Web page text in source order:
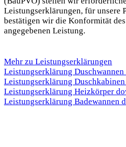
Leistungserklärungen, für unsere
bestätigen wir die Konformität
angegebenen Leistung.
Mehr zu Leistungserklärungen
Leistungserklärung
Leistungserklärung
Leistungserklärung Heizkörper
Leistungserklärung Badewannen